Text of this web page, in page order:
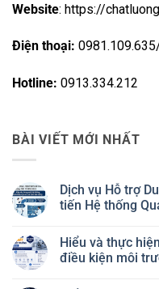
Website: https://
Điện thoại:
Hotline: 0913.334.212
BÀI VIẾT MỚI NHẤT
Dịch vụ Hỗ trợ
tiến Hệ thống
bình
luận
ở
Hiểu và thực
điều kiện môi